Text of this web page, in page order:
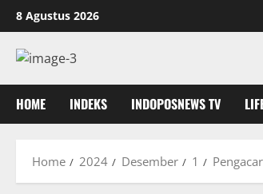
Skip
to
content
8 Agustus 2026
HOME INDEKS INDOPOSNEWS TV
Home 2024 Desember 1